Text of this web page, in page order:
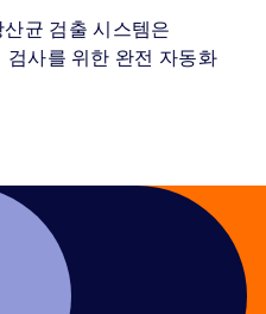
산균 검출 시스템은
검사를 위한 완전 자동화